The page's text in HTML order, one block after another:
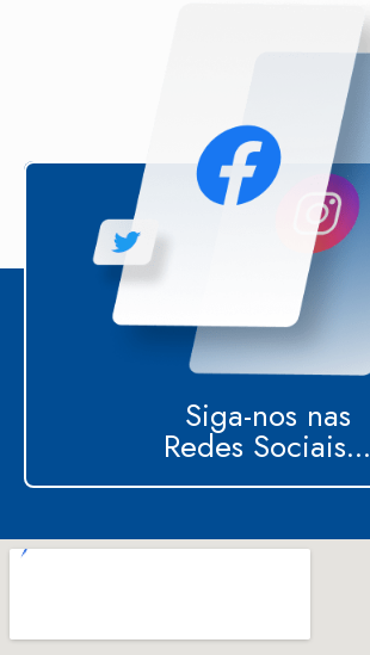
Siga-nos nas
Redes Sociais...